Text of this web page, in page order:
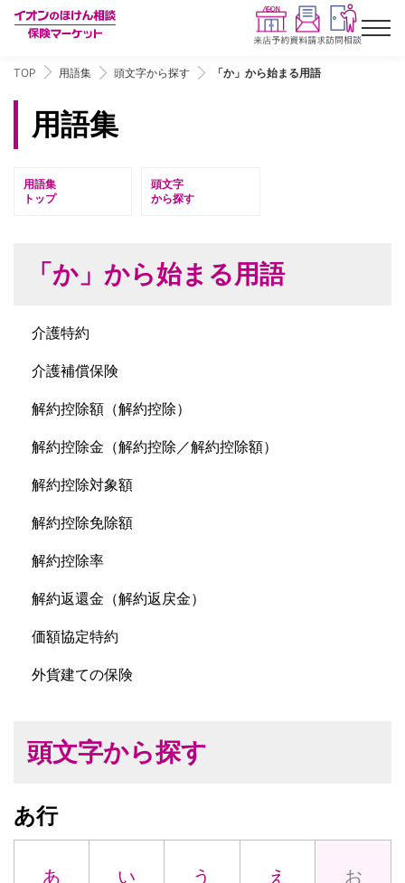
TOP 用語集 頭文字から探す 「か」から始まる用語
用語集
用語集
トップ
頭文字
から探す
「か」から始まる用語
介護特約
介護補償保険
解約控除額（解約控除）
解約控除金（解約控除／解約控除額）
解約控除対象額
解約控除免除額
解約控除率
解約返還金（解約返戻金）
価額協定特約
外貨建ての保険
頭文字から探す
あ行
あ い う え お